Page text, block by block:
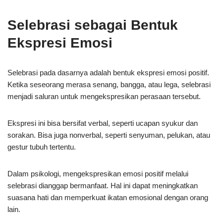
Selebrasi sebagai Bentuk
Ekspresi Emosi
Selebrasi pada dasarnya adalah bentuk ekspresi emosi positif.
Ketika seseorang merasa senang, bangga, atau lega, selebrasi
menjadi saluran untuk mengekspresikan perasaan tersebut.
Ekspresi ini bisa bersifat verbal, seperti ucapan syukur dan
sorakan. Bisa juga nonverbal, seperti senyuman, pelukan, atau
gestur tubuh tertentu.
Dalam psikologi, mengekspresikan emosi positif melalui
selebrasi dianggap bermanfaat. Hal ini dapat meningkatkan
suasana hati dan memperkuat ikatan emosional dengan orang
lain.